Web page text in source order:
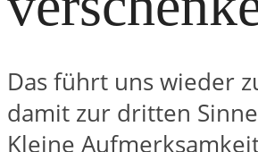
Das führt uns wieder
damit zur dritten
Kleine